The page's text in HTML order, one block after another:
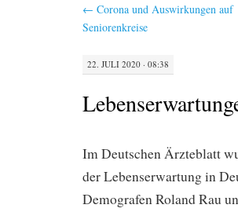
← Corona und Auswirkungen auf
Seniorenkreise
22. JULI 2020 · 08:38
Im Deutschen Ärzteblatt
der Lebenserwartung in
Demografen Roland Rau